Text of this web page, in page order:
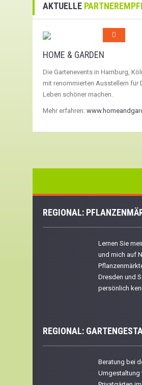
AKTUELLE
HOME & GARDEN
Die Gartenevents in Hamburg,
mit renommierten Ausstellern für
Leben schöner machen.
Mehr erfahren:
REGIONAL:
Lernen Sie
und mich auf
Dresden und
persönlich
REGIONAL:
Beratung bei
Umgestaltung